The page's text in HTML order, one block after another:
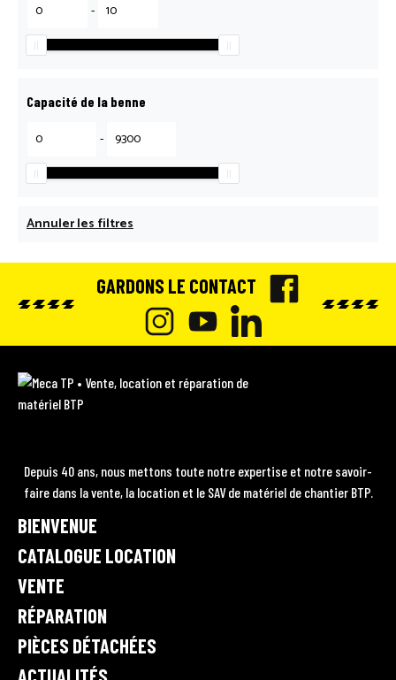
-
Capacité de la benne
-
Annuler les filtres
GARDONS LE CONTACT
A
O
O
I
N
A
G
A
Y
O
U
B
L
I
E
D
M
e
V
e
t
e
,
l
Depuis 40 ans, nous mettons toute notre expertise et notre savoir-
faire dans la vente, la location et le SAV de matériel de chantier BTP.
BIENVENUE
CATALOGUE LOCATION
VENTE
RÉPARATION
PIÈCES DÉTACHÉES
ACTUALITÉS